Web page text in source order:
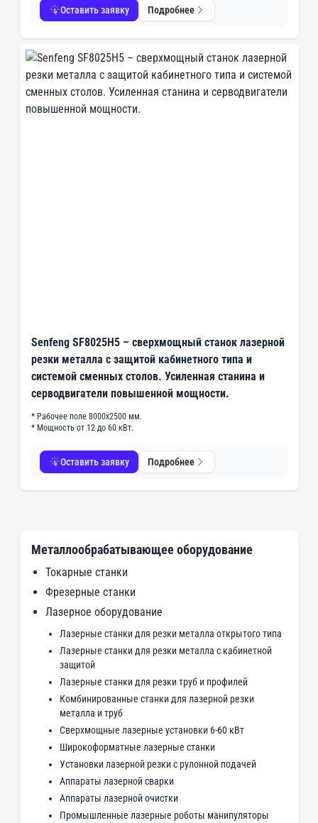
Оставить заявку Подробнее
Senfeng SF8025H5 – сверхмощный станок лазерной
резки металла с защитой кабинетного типа и
системой сменных столов. Усиленная станина и
серводвигатели повышенной мощности.
* Рабочее поле 8000х2500 мм.
* Мощность от 12 до 60 кВт.
Оставить заявку Подробнее
Металлообрабатывающее оборудование
Токарные станки
Фрезерные станки
Лазерное оборудование
Лазерные станки для резки металла открытого типа
Лазерные станки для резки металла с кабинетной
защитой
Лазерные станки для резки труб и профилей
Комбинированные станки для лазерной резки
металла и труб
Сверхмощные лазерные установки 6-60 кВт
Широкоформатные лазерные станки
Установки лазерной резки с рулонной подачей
Аппараты лазерной сварки
Аппараты лазерной очистки
Промышленные лазерные роботы манипуляторы